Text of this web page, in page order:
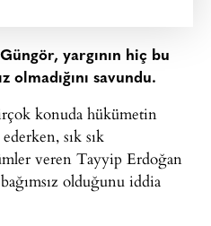
yargının hiç bu
olmadığını savundu.
konuda hükümetin
sık sık
veren Tayyip Erdoğan
olduğunu iddia